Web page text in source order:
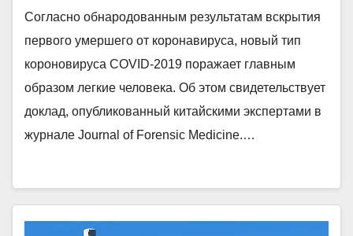
Согласно обнародованным результатам вскрытия
первого умершего от коронавируса, новый тип
короновируса COVID-2019 поражает главным
образом легкие человека. Об этом свидетельствует
доклад, опубликованный китайскими экспертами в
журнале Journal of Forensic Medicine.…